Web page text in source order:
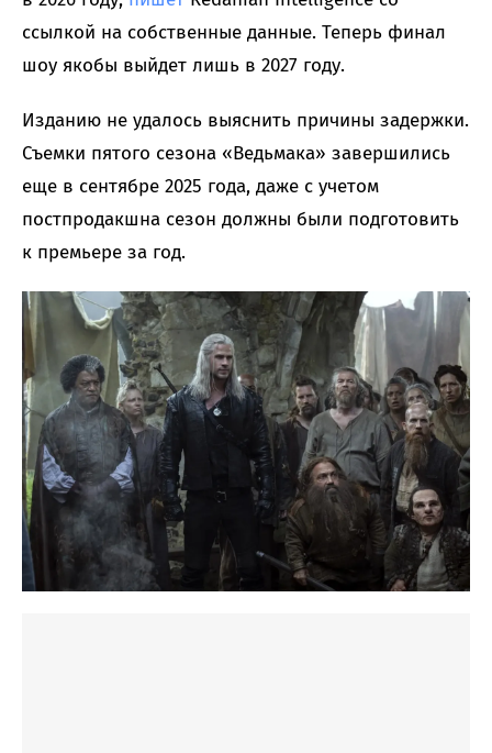
ссылкой на собственные данные. Теперь финал
шоу якобы выйдет лишь в 2027 году.
Изданию не удалось выяснить причины задержки.
Съемки пятого сезона «Ведьмака» завершились
еще в сентябре 2025 года, даже с учетом
постпродакшна сезон должны были подготовить
к премьере за год.